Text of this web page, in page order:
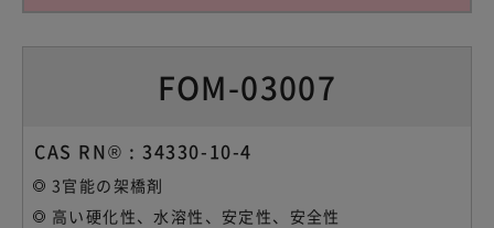
FOM-03007
CAS RN® : 34330-10-4
3官能の架橋剤
高い硬化性、水溶性、安定性、安全性